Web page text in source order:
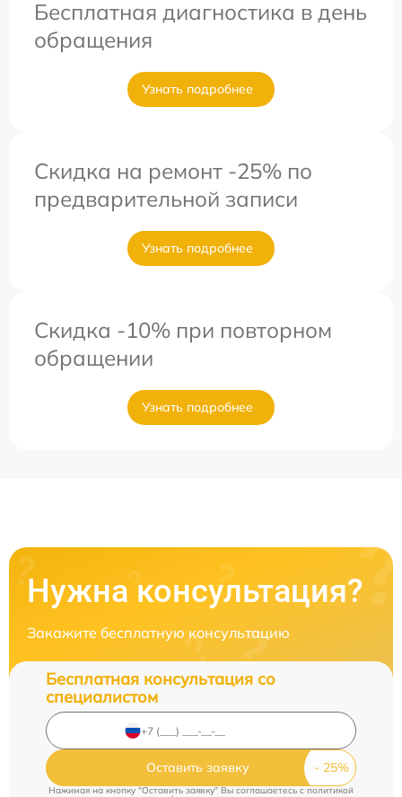
Бесплатная диагностика в день
обращения
Узнать подробнее
Скидка на ремонт -25% по
предварительной записи
Узнать подробнее
Скидка -10% при повторном
обращении
Узнать подробнее
Нужна консультация?
Закажите бесплатную консультацию
Бесплатная консультация со
специалистом
Оставить заявку
Нажимая на кнопку "Оставить заявку" Вы соглашаетесь cполитикой